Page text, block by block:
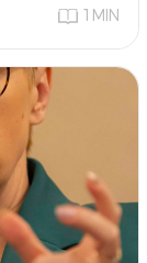
1 MIN